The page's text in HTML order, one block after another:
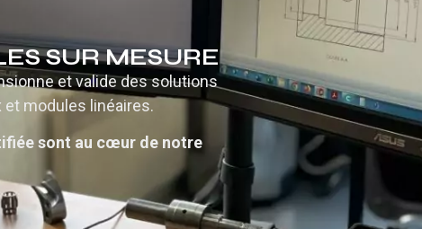
SUR MESURE
et valide des solutions
modules linéaires.
sont au cœur de notre